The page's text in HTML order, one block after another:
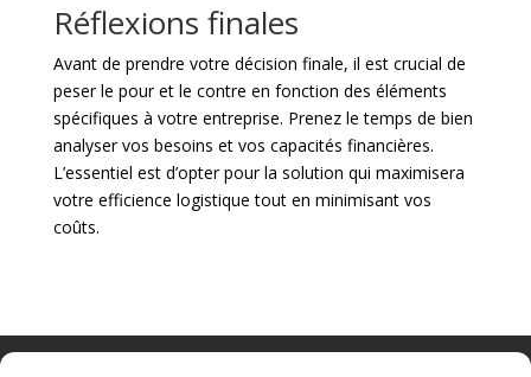
Réflexions finales
Avant de prendre votre décision finale, il est crucial de
peser le pour et le contre en fonction des éléments
spécifiques à votre entreprise. Prenez le temps de bien
analyser vos besoins et vos capacités financières.
L’essentiel est d’opter pour la solution qui maximisera
votre efficience logistique tout en minimisant vos
coûts.